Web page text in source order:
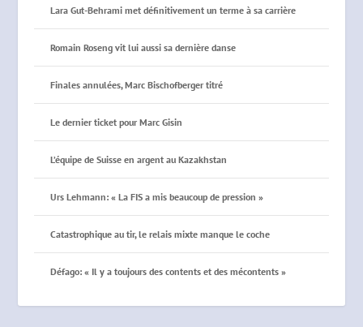
Lara Gut-Behrami met définitivement un terme à sa carrière
Romain Roseng vit lui aussi sa dernière danse
Finales annulées, Marc Bischofberger titré
Le dernier ticket pour Marc Gisin
L’équipe de Suisse en argent au Kazakhstan
Urs Lehmann: « La FIS a mis beaucoup de pression »
Catastrophique au tir, le relais mixte manque le coche
Défago: « Il y a toujours des contents et des mécontents »